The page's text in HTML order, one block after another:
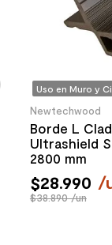
Uso en Muro y
Newtechwood
Borde L
Ultrashield
2800 mm
$28.990 /
$38.890 /un